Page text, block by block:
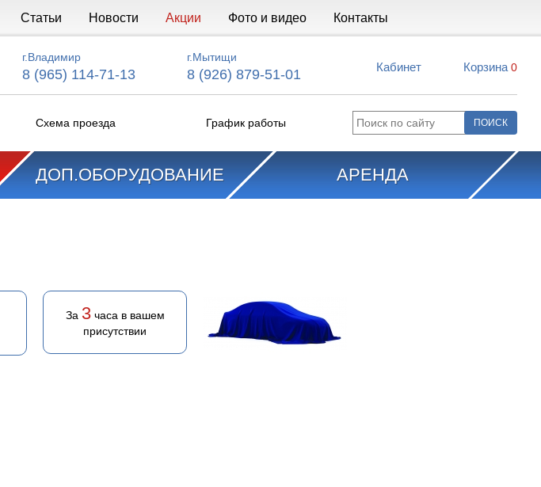
Статьи Новости Акции Фото и видео Контакты
г.Владимир
8 (965) 114-71-13
г.Мытищи
8 (926) 879-51-01 Кабинет Корзина 0
Схема проезда График работы
ДОП.ОБОРУДОВАНИЕ АРЕНДА
За 3часа в вашем
присутствии